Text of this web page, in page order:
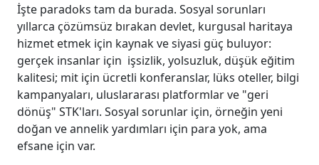
İşte paradoks tam da burada. Sosyal sorunları
yıllarca çözümsüz bırakan devlet, kurgusal haritaya
hizmet etmek için kaynak ve siyasi güç buluyor:
gerçek insanlar için işsizlik, yolsuzluk, düşük eğitim
kalitesi; mit için ücretli konferanslar, lüks oteller, bilgi
kampanyaları, uluslararası platformlar ve "geri
dönüş" STK'ları. Sosyal sorunlar için, örneğin yeni
doğan ve annelik yardımları için para yok, ama
efsane için var.